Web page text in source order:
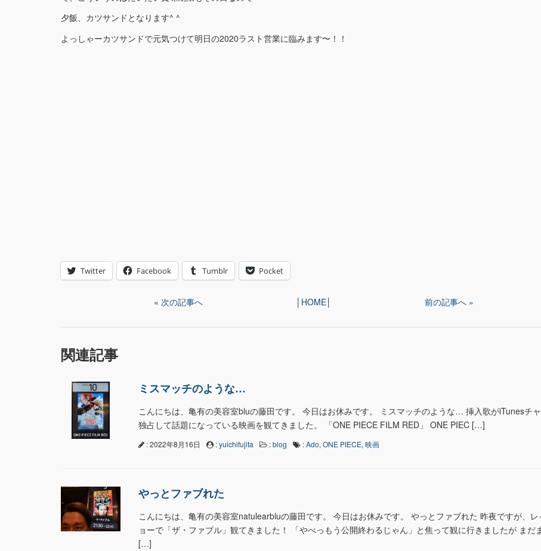
夕飯、カツサンドとなります^ ^
よっしゃーカツサンドで元気つけて明日の2020ラスト営業に臨みます〜！！
Twitter Facebook Tumblr Pocket
« 次の記事へ │ HOME│ 前の記事へ »
関連記事
ミスマッチのような…
こんにちは、亀有の美容室bluの藤田です。 今日はお休みです。 ミスマッチのような… 挿入歌がiTunesチ
独占して話題になっている映画を観てきました。 「ONE PIECE FILM RED」 ONE PIEC […]
: 2022年8月16日 :yuichifujita :blog :Ado, ONE PIECE, 映画
やっとファブれた
こんにちは、亀有の美容室natulearbluの藤田です。 今日はお休みです。 やっとファブれた 昨夜ですが、レ
ョーで「ザ・ファブル」観てきました！ 「やべっもう公開終わるじゃん」と焦って観に行きましたが まだ
[…]